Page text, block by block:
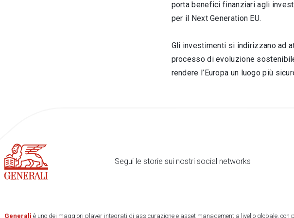
porta benefici finanziari agli
per il Next Generation EU.
Gli investimenti si indirizzano ad
processo di evoluzione
rendere l’Europa un luogo più
Segui le storie sui nostri social networks
Generali è uno dei maggiori player integrati di assicurazione e asset management a livello globale, con